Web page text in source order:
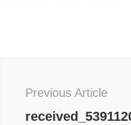
Navigation
Previous Article